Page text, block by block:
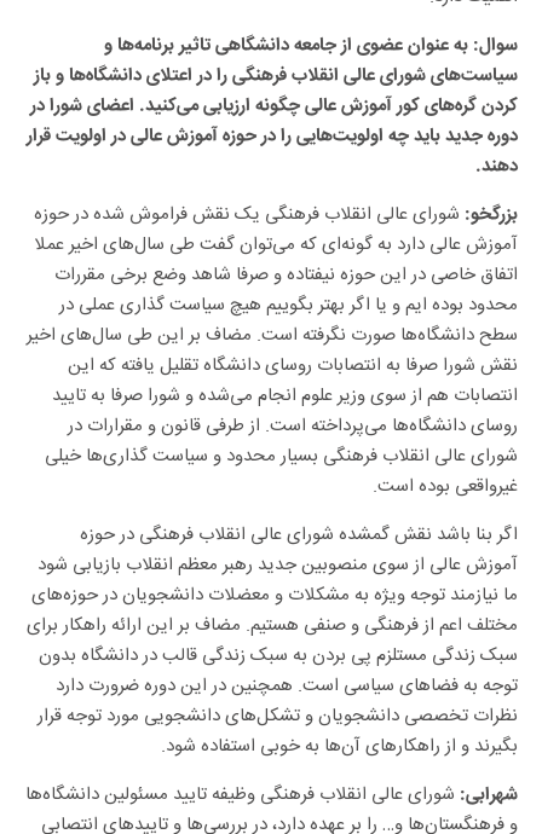
سوال: به عنوان عضوی از جامعه دانشگاهی تاثیر برنامه‌ها و
سیاست‌های شورای عالی انقلاب فرهنگی را در اعتلای دانشگاه‌ها و باز
کردن گره‌های کور آموزش عالی چگونه ارزیابی می‌کنید. اعضای شورا در
دوره جدید باید چه اولویت‌هایی را در حوزه آموزش عالی در اولویت قرار
دهند.
بزرگخو:
آموزش عالی دارد به گونه‌ای که می‌توان گفت طی سال‌های اخیر عملا
اتفاق خاصی در این حوزه نیفتاده و صرفا شاهد وضع برخی مقررات
محدود بوده ایم و یا اگر بهتر بگوییم هیچ سیاست گذاری عملی در
سطح دانشگاه‌ها صورت نگرفته است. مضاف بر این طی سال‌های اخیر
نقش شورا صرفا به انتصابات روسای دانشگاه تقلیل یافته که این
انتصابات هم از سوی وزیر علوم انجام می‌شده و شورا صرفا به تایید
روسای دانشگاه‌ها می‌پرداخته است. از طرفی قانون و مقرارات در
شورای عالی انقلاب فرهنگی بسیار محدود و سیاست گذاری‌ها خیلی
غیرواقعی بوده است.
اگر بنا باشد نقش گمشده شورای عالی انقلاب فرهنگی در حوزه
آموزش عالی از سوی منصوبین جدید رهبر معظم انقلاب بازیابی شود
ما نیازمند توجه ویژه به مشکلات و معضلات دانشجویان در حوزه‌های
مختلف اعم از فرهنگی و صنفی هستیم. مضاف بر این ارائه راهکار برای
سبک زندگی مستلزم پی بردن به سبک زندگی قالب در دانشگاه بدون
توجه به فضا‌های سیاسی است. همچنین در این دوره ضرورت دارد
نظرات تخصصی دانشجویان و تشکل‌های دانشجویی مورد توجه قرار
بگیرند و از راهکار‌های آن‌ها به خوبی استفاده شود.
شهرابی: شورای عالی انقلاب فرهنگی وظیفه تایید مسئولین دانشگاه‌ها
و فرهنگستان‌ها و… را بر عهده دارد، در بررسی‌ها و تایید‌های انتصابی
اینچنینی، علاوه بر دانش لازم توجه به نگاه انقلابی، مدیریت انقلابی و